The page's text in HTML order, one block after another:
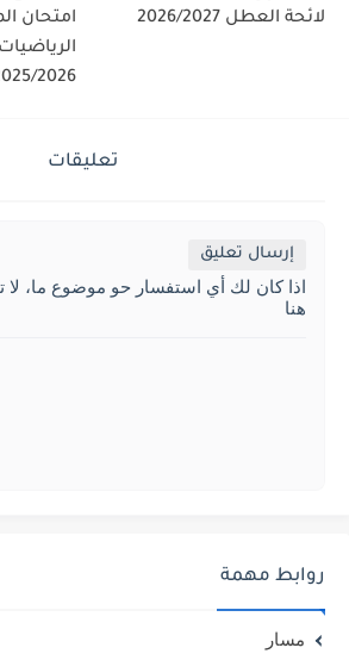
لائحة العطل 2026/2027
امتحان
2026
تعليقات
إرسال تعليق
اذا كان لك أي استفسار حو موضوع ما،
هنا
روابط مهمة
مسار